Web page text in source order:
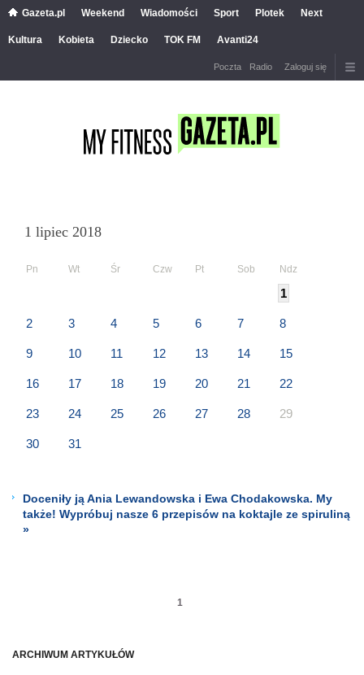
Gazeta.pl Weekend Wiadomości Sport Plotek Next
Kultura Kobieta Dziecko TOK FM Avanti24
Poczta Radio Zaloguj się
ARCHIWUM ARTYKUŁÓW
1 lipiec 2018
Pn Wt Śr Czw Pt Sob Ndz
1
2 3 4 5 6 7 8
9 10 11 12 13 14 15
16 17 18 19 20 21 22
23 24 25 26 27 28 29
30 31
Doceniły ją Ania Lewandowska i Ewa Chodakowska. My
także! Wypróbuj nasze 6 przepisów na koktajle ze spiruliną
»
1